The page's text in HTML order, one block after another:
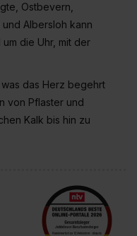
Ostbevern,
Albersloh kann
die Uhr, mit der
das Herz begehrt
von Pflaster und
Kalk bis hin zu